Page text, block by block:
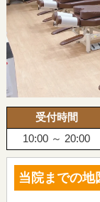
受付時間
10:00 ～ 20:00
当院までの地